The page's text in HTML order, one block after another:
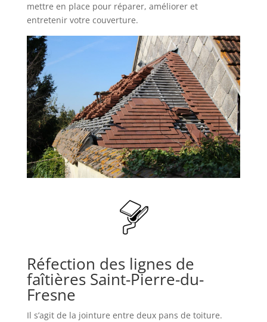
mettre en place pour réparer, améliorer et
entretenir votre couverture.
Réfection des lignes de
faîtières Saint-Pierre-du-
Fresne
Il s’agit de la jointure entre deux pans de toiture.